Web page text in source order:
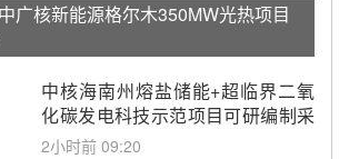
广核新能源格尔木350MW光热项目
中核海南州熔盐储能+超临界二氧
化碳发电科技示范项目可研编制采
购
2小时前 09:20